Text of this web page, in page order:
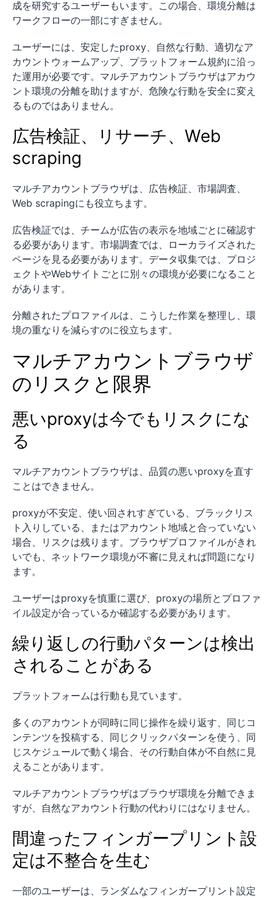
成を研究するユーザーもいます。この場合、環境分離は
ワークフローの一部にすぎません。
ユーザーには、安定したproxy、自然な行動、適切なア
カウントウォームアップ、プラットフォーム規約に沿っ
た運用が必要です。マルチアカウントブラウザはアカウ
ント環境の分離を助けますが、危険な行動を安全に変え
るものではありません。
広告検証、リサーチ、Web
scraping
マルチアカウントブラウザは、広告検証、市場調査、
Web scrapingにも役立ちます。
広告検証では、チームが広告の表示を地域ごとに確認す
る必要があります。市場調査では、ローカライズされた
ページを見る必要があります。データ収集では、プロジ
ェクトやWebサイトごとに別々の環境が必要になること
があります。
分離されたプロファイルは、こうした作業を整理し、環
境の重なりを減らすのに役立ちます。
マルチアカウントブラウザ
のリスクと限界
悪いproxyは今でもリスクにな
る
マルチアカウントブラウザは、品質の悪いproxyを直す
ことはできません。
proxyが不安定、使い回されすぎている、ブラックリス
ト入りしている、またはアカウント地域と合っていない
場合、リスクは残ります。ブラウザプロファイルがきれ
いでも、ネットワーク環境が不審に見えれば問題になり
ます。
ユーザーはproxyを慎重に選び、proxyの場所とプロファ
イル設定が合っているか確認する必要があります。
繰り返しの行動パターンは検出
されることがある
プラットフォームは行動も見ています。
多くのアカウントが同時に同じ操作を繰り返す、同じコ
ンテンツを投稿する、同じクリックパターンを使う、同
じスケジュールで動く場合、その行動自体が不自然に見
えることがあります。
マルチアカウントブラウザはブラウザ環境を分離できま
すが、自然なアカウント行動の代わりにはなりません。
間違ったフィンガープリント設
定は不整合を生む
一部のユーザーは、ランダムなフィンガープリント設定